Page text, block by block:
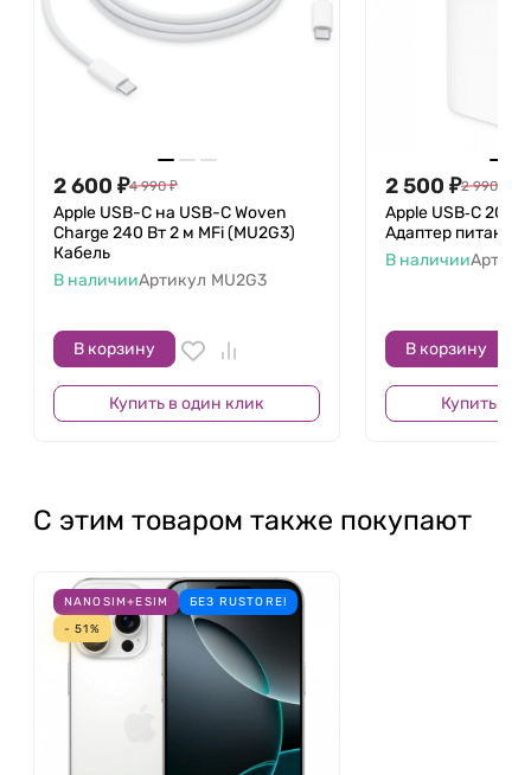
2 600 ₽4 990 ₽
Apple USB-C на USB-C Woven
Charge 240 Вт 2 м MFi (MU2G3)
Кабель
В наличииАртикул MU2G3
В корзину
Купить в один клик
2 500 ₽2 990
Apple USB‑C 20
Адаптер питания
В наличии
В корзину
Купить в
С этим товаром также покупают
NANOSIM+ESIM
БЕЗ RUSTORE!
- 51%